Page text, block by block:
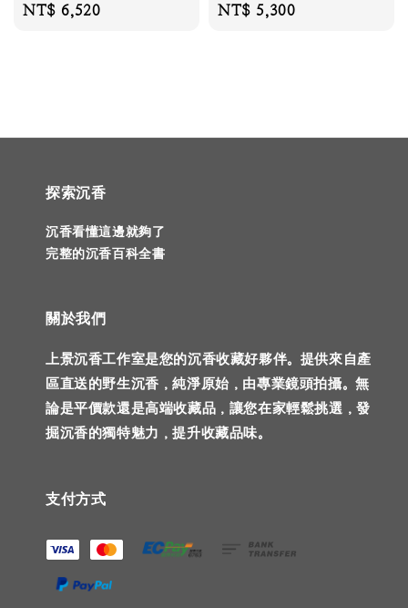
Regular
NT$ 6,520
Regular
NT$ 5,300
探索沉香
沉香看懂這邊就夠了
完整的沉香百科全書
關於我們
上景沉香工作室是您的沉香收藏好夥伴。提供來自產
區直送的野生沉香，純淨原始，由專業鏡頭拍攝。無
論是平價款還是高端收藏品，讓您在家輕鬆挑選，發
掘沉香的獨特魅力，提升收藏品味。
支付方式